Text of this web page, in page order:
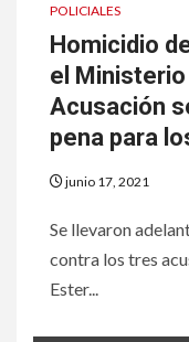
POLICIALES
Homicidio
el
Acusación
pena para
junio 17, 2021
Se llevaron
contra los tres
Ester...